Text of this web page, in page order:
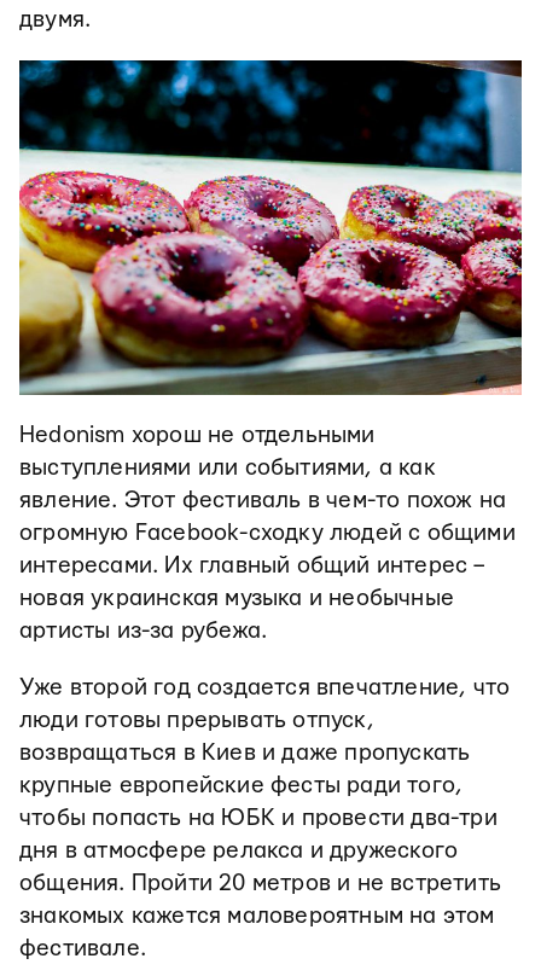
двумя.
Hedonism хорош не отдельными
выступлениями или событиями, а как
явление. Этот фестиваль в чем-то похож на
огромную Facebook-сходку людей с общими
интересами. Их главный общий интерес –
новая украинская музыка и необычные
артисты из-за рубежа.
Уже второй год создается впечатление, что
люди готовы прерывать отпуск,
возвращаться в Киев и даже пропускать
крупные европейские фесты ради того,
чтобы попасть на ЮБК и провести два-три
дня в атмосфере релакса и дружеского
общения. Пройти 20 метров и не встретить
знакомых кажется маловероятным на этом
фестивале.